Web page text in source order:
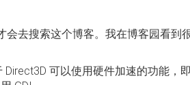
去搜索这个博客。我在博客园看到
可以使用硬件加速的功能，